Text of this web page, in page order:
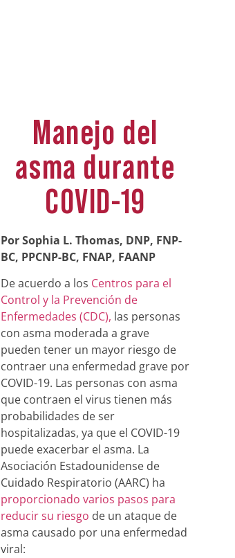
Manejo del
asma durante
COVID-19
Por Sophia L. Thomas, DNP, FNP-
BC, PPCNP-BC, FNAP, FAANP
De acuerdo a los Centros para el
Control y la Prevención de
Enfermedades (CDC), las personas
con asma moderada a grave
pueden tener un mayor riesgo de
contraer una enfermedad grave por
COVID-19. Las personas con asma
que contraen el virus tienen más
probabilidades de ser
hospitalizadas, ya que el COVID-19
puede exacerbar el asma. La
Asociación Estadounidense de
Cuidado Respiratorio (AARC) ha
proporcionado varios pasos para
reducir su riesgo de un ataque de
asma causado por una enfermedad
viral: